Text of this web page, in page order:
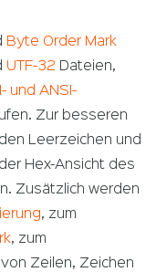
Byte Order Mark
UTF-32 Dateien,
und ANSI-
Zur besseren
Leerzeichen und
Hex-Ansicht des
Zusätzlich werden
, zum
, zum
Zeilen, Zeichen